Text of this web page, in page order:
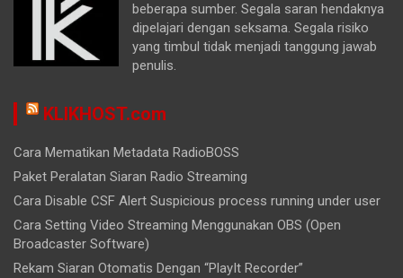
beberapa sumber. Segala saran hendaknya
dipelajari dengan seksama. Segala risiko
yang timbul tidak menjadi tanggung jawab
penulis.
KLIKHOST.com
Cara Mematikan Metadata RadioBOSS
Paket Peralatan Siaran Radio Streaming
Cara Disable CSF Alert Suspicious process running under user
Cara Setting Video Streaming Menggunakan OBS (Open
Broadcaster Software)
Rekam Siaran Otomatis Dengan “PlayIt Recorder”